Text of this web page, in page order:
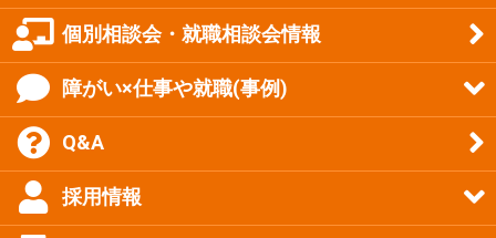
個別相談会・就職相談会情報
障がい×仕事や就職(事例)
Q&A
採用情報